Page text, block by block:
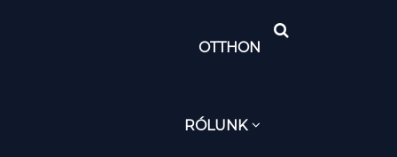
OTTHON
RÓLUNK